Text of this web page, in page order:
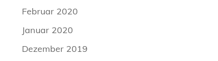
Februar 2020
Januar 2020
Dezember 2019